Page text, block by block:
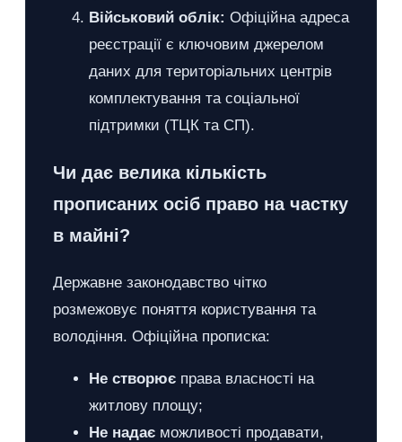
Військовий облік: Офіційна адреса
реєстрації є ключовим джерелом
даних для територіальних центрів
комплектування та соціальної
підтримки (ТЦК та СП).
Чи дає велика кількість
прописаних осіб право на частку
в майні?
Державне законодавство чітко
розмежовує поняття користування та
володіння. Офіційна прописка:
Не створює права власності на
житлову площу;
Не надає можливості продавати,